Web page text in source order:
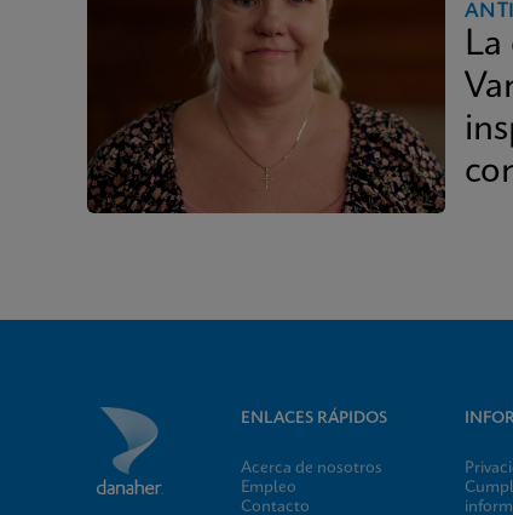
La
ENLACES RÁPIDOS
Acerca de nosotros
Empleo
Contacto